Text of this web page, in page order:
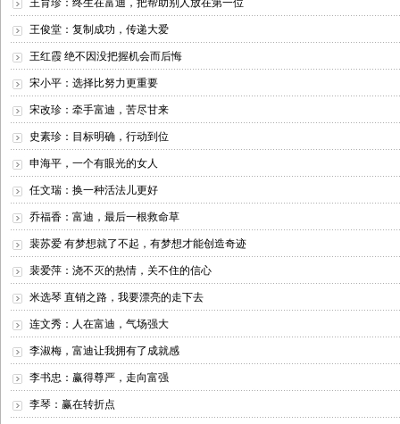
王育珍：终生在富迪，把帮助别人放在第一位
王俊堂：复制成功，传递大爱
王红霞 绝不因没把握机会而后悔
宋小平：选择比努力更重要
宋改珍：牵手富迪，苦尽甘来
史素珍：目标明确，行动到位
申海平，一个有眼光的女人
任文瑞：换一种活法儿更好
乔福香：富迪，最后一根救命草
裴苏爱 有梦想就了不起，有梦想才能创造奇迹
裴爱萍：浇不灭的热情，关不住的信心
米选琴 直销之路，我要漂亮的走下去
连文秀：人在富迪，气场强大
李淑梅，富迪让我拥有了成就感
李书忠：赢得尊严，走向富强
李琴：赢在转折点